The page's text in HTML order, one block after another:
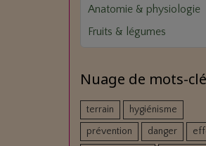
Anatomie & physiologie
Fruits & légumes
Nuage de mots-
terrain
hygiénisme
prévention
danger